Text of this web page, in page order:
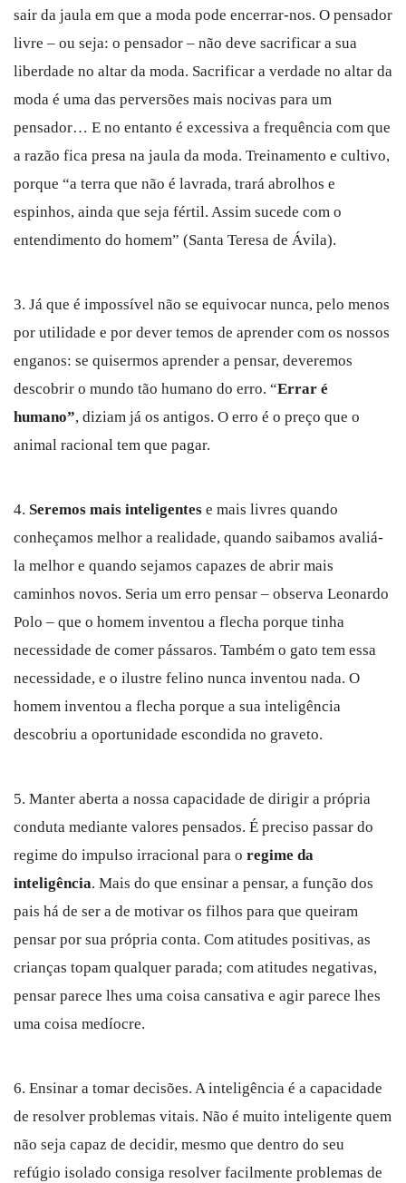
sair da jaula em que a moda pode encerrar-nos. O pensador
livre – ou seja: o pensador – não deve sacrificar a sua
liberdade no altar da moda. Sacrificar a verdade no altar da
moda é uma das perversões mais nocivas para um
pensador… E no entanto é excessiva a frequência com que
a razão fica presa na jaula da moda. Treinamento e cultivo,
porque “a terra que não é lavrada, trará abrolhos e
espinhos, ainda que seja fértil. Assim sucede com o
entendimento do homem” (Santa Teresa de Ávila).
3. Já que é impossível não se equivocar nunca, pelo menos
por utilidade e por dever temos de aprender com os nossos
enganos: se quisermos aprender a pensar, deveremos
descobrir o mundo tão humano do erro. “Errar é
humano”, diziam já os antigos. O erro é o preço que o
animal racional tem que pagar.
4. Seremos mais inteligentes e mais livres quando
conheçamos melhor a realidade, quando saibamos avaliá-
la melhor e quando sejamos capazes de abrir mais
caminhos novos. Seria um erro pensar – observa Leonardo
Polo – que o homem inventou a flecha porque tinha
necessidade de comer pássaros. Também o gato tem essa
necessidade, e o ilustre felino nunca inventou nada. O
homem inventou a flecha porque a sua inteligência
descobriu a oportunidade escondida no graveto.
5. Manter aberta a nossa capacidade de dirigir a própria
conduta mediante valores pensados. É preciso passar do
regime do impulso irracional para o regime da
inteligência. Mais do que ensinar a pensar, a função dos
pais há de ser a de motivar os filhos para que queiram
pensar por sua própria conta. Com atitudes positivas, as
crianças topam qualquer parada; com atitudes negativas,
pensar parece lhes uma coisa cansativa e agir parece lhes
uma coisa medíocre.
6. Ensinar a tomar decisões. A inteligência é a capacidade
de resolver problemas vitais. Não é muito inteligente quem
não seja capaz de decidir, mesmo que dentro do seu
refúgio isolado consiga resolver facilmente problemas de